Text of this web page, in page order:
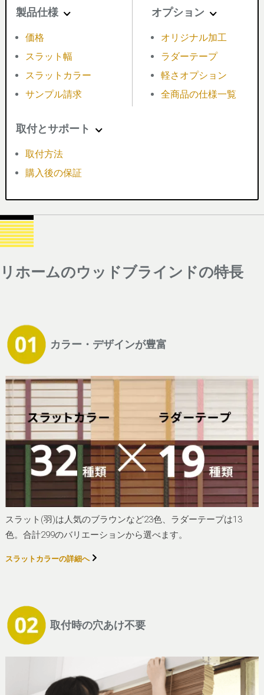
製品仕様
価格
スラット幅
スラットカラー
サンプル請求
オプション
オリジナル加工
ラダーテープ
軽さオプション
全商品の仕様一覧
取付とサポート
取付方法
購入後の保証
リホームのウッドブラインドの特長
カラー・デザインが豊富
スラット(羽)は人気のブラウンなど23色、ラダーテープは13
色。合計299のバリエーションから選べます。
スラットカラーの詳細へ
取付時の穴あけ不要